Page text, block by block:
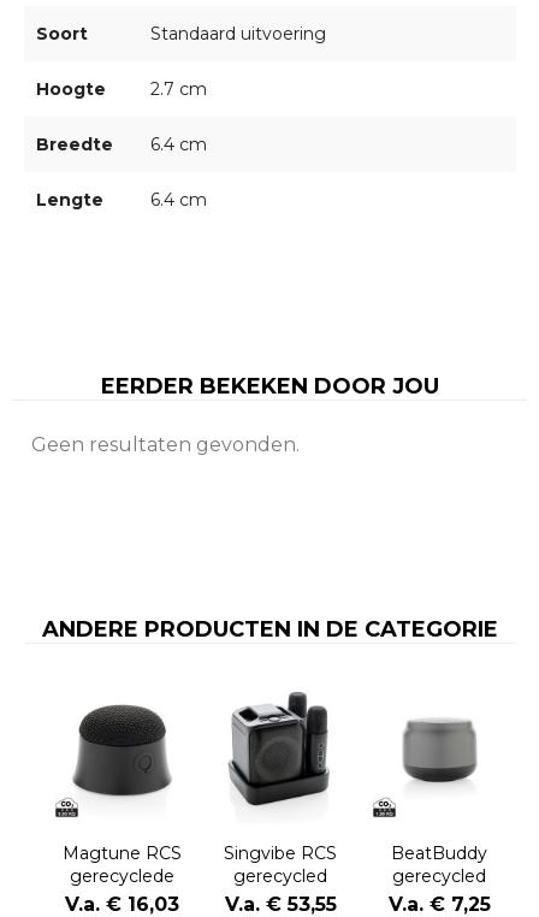
Soort Standaard uitvoering
Hoogte 2.7 cm
Breedte 6.4 cm
Lengte 6.4 cm
EERDER BEKEKEN DOOR JOU
Geen resultaten gevonden.
ANDERE PRODUCTEN IN DE CATEGORIE
Magtune RCS
gerecyclede
plastic
V.a. € 16,03
Singvibe RCS
gerecycled
plastic
V.a. € 53,55
BeatBuddy
gerecycled
plastic 3W-
V.a. € 7,25